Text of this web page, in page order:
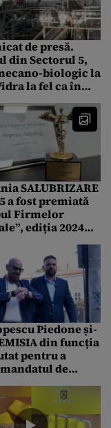
de presă.
din Sectorul 5,
biologic la
la fel ca în
SALUBRIZARE
a fost premiată
Firmelor
ediția 2024
Piedone și-
din funcția
pentru a
de
locul?